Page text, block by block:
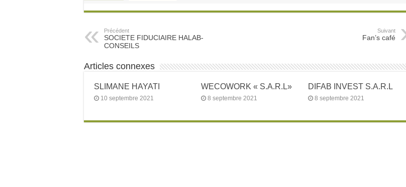
Précédent
SOCIETE FIDUCIAIRE HALAB-
CONSEILS
Suivant
Fan’s café
Articles connexes
SLIMANE HAYATI
10 septembre 2021
WECOWORK « S.A.R.L»
8 septembre 2021
DIFAB INVEST S.A.R.L
8 septembre 2021